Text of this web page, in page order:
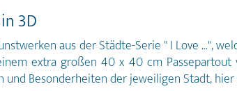
3D
aus der Städte-Serie " I Love ...",
extra großen 40 x 40 cm Passepartout
Besonderheiten der jeweiligen Stadt, hier